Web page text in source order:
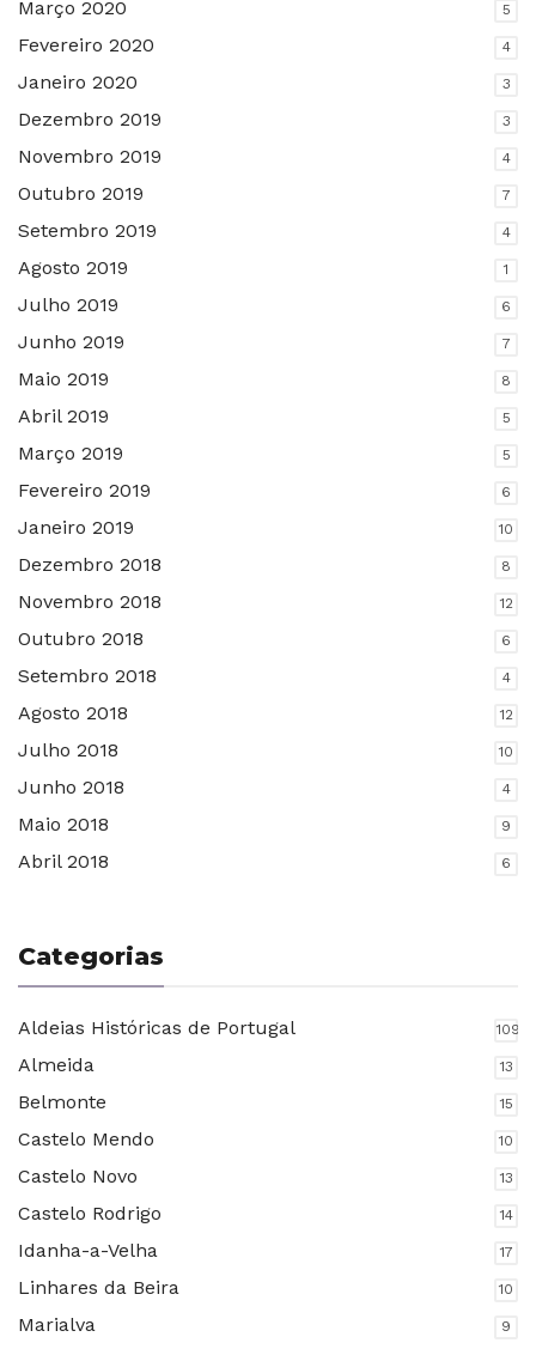
Março 2020 5
Fevereiro 2020 4
Janeiro 2020 3
Dezembro 2019 3
Novembro 2019 4
Outubro 2019 7
Setembro 2019 4
Agosto 2019 1
Julho 2019 6
Junho 2019 7
Maio 2019 8
Abril 2019 5
Março 2019 5
Fevereiro 2019 6
Janeiro 2019 10
Dezembro 2018 8
Novembro 2018 12
Outubro 2018 6
Setembro 2018 4
Agosto 2018 12
Julho 2018 10
Junho 2018 4
Maio 2018 9
Abril 2018 6
Categorias
Aldeias Históricas de Portugal 109
Almeida 13
Belmonte 15
Castelo Mendo 10
Castelo Novo 13
Castelo Rodrigo 14
Idanha-a-Velha 17
Linhares da Beira 10
Marialva 9